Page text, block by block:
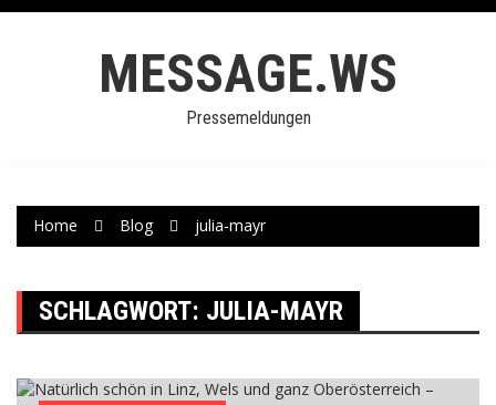
Skip
MESSAGE.WS
Pressemeldungen
Home Blog julia-mayr
SCHLAGWORT: JULIA-MAYR